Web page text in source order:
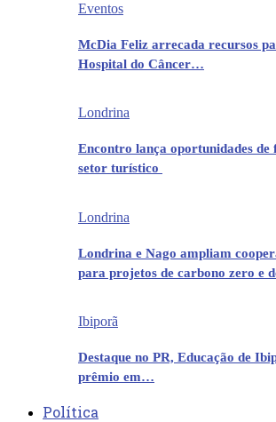
Eventos
McDia Feliz arrecada recursos
Hospital do Câncer…
Londrina
Encontro lança oportunidades de
setor turístico
Londrina
Londrina e Nago ampliam
para projetos de carbono zero e
Ibiporã
Destaque no PR, Educação de
prêmio em…
Política